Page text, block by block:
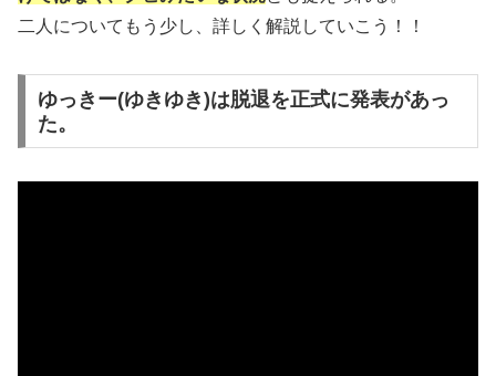
二人についてもう少し、詳しく解説していこう！！
ゆっきー(ゆきゆき)は脱退を正式に発表があっ
た。